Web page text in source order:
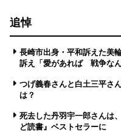
追悼
長崎市出身・平和訴えた美
訴え「愛があれば 戦争なん
つげ義春さんと白土三平さ
は？
死去した丹羽宇一郎さんは
ど読書』ベストセラーに